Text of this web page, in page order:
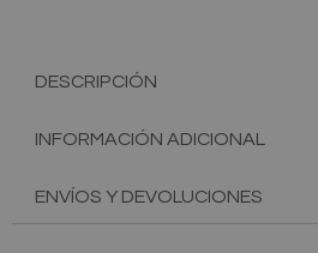
DESCRIPCIÓN
INFORMACIÓN ADICIONAL
ENVÍOS Y DEVOLUCIONES